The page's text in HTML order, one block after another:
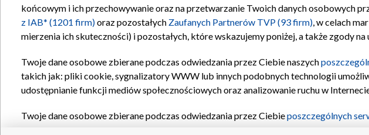
końcowym i ich przechowywanie oraz na przetwarzanie Twoich danych osobowych
z IAB* (1201 firm)oraz pozostałych Zaufanych Partnerów TVP (93 firm), w celach
mierzenia ich skuteczności) i pozostałych, które wskazujemy poniżej, a także zgody
Twoje dane osobowe zbierane podczas odwiedzania przez Ciebie naszych
takich jak: pliki cookie, sygnalizatory WWW lub innych podobnych technologii
udostępnianie funkcji mediów społecznościowych oraz analizowanie ruchu w
Twoje dane osobowe zbierane podczas odwiedzania przez Ciebieposzczególnych